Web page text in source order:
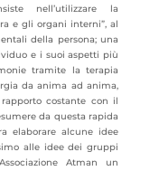
nell’utilizzare la
e gli organi interni”, al
della persona; una
e i suoi aspetti più
tramite la terapia
da anima ad anima,
costante con il
da questa rapida
elaborare alcune idee
alle idee dei gruppi
Atman un